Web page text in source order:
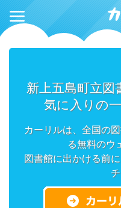
新上五島町立図
気に入りの
カーリルは、全国の
る無料のウ
図書館に出かける前